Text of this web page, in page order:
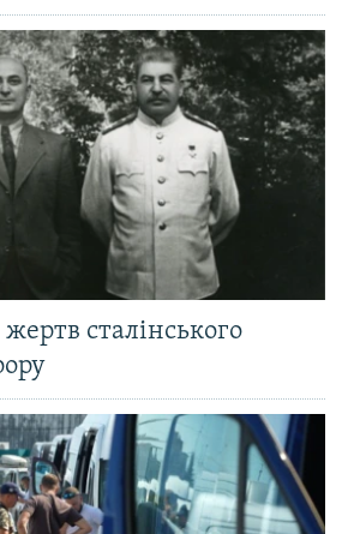
сталінського